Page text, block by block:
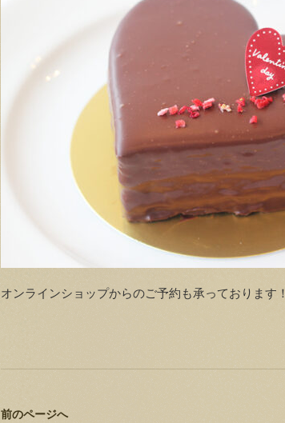
オンラインショップからのご予約も承っております！
前のページへ